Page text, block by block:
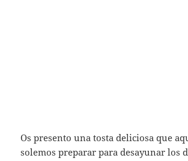
Os presento una tosta deliciosa que
solemos preparar para desayunar los